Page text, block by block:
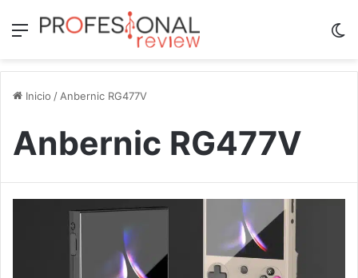
Menú
Inicio /Anbernic RG477V
Anbernic RG477V